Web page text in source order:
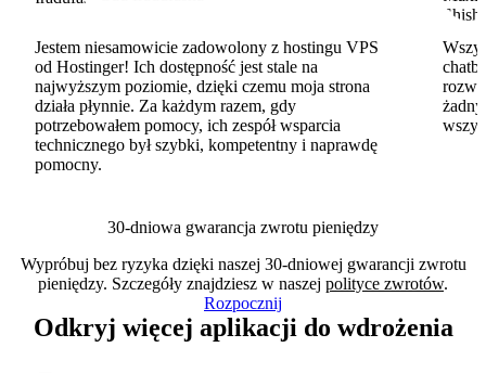
Jestem niesamowicie zadowolony z hostingu VPS
od Hostinger! Ich dostępność jest stale na
najwyższym poziomie, dzięki czemu moja strona
działa płynnie. Za każdym razem, gdy
potrzebowałem pomocy, ich zespół wsparcia
technicznego był szybki, kompetentny i naprawdę
pomocny.
30-dniowa gwarancja zwrotu pieniędzy
Wypróbuj bez ryzyka dzięki naszej 30-dniowej gwarancji zwrotu
pieniędzy. Szczegóły znajdziesz w naszej polityce zwrotów.
Rozpocznij
Odkryj więcej aplikacji do wdrożenia